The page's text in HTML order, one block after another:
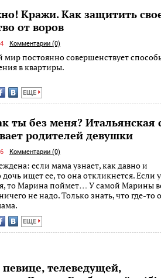
Кражи. Как защитить
от воров
Комментарии (0)
мир постоянно совершенствует
в квартиры.
ЕЩЕ
ты без меня? Итальянская
родителей девушки
Комментарии (0)
если мама узнает, как давно и
ищет ее, то она откликнется. Если
то Марина поймет… У самой Марины
не надо. Только знать, что где-то
ЕЩЕ
певице, телеведущей,